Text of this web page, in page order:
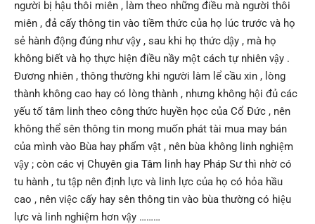
người bị hậu thôi miên , làm theo những điều mà người thôi
miên , đả cấy thông tin vào tiềm thức của họ lúc trước và họ
sẻ hành động đúng như vậy , sau khi họ thức dậy , mà họ
không biết và họ thực hiện điều nầy một cách tự nhiên vậy .
Đương nhiên , thông thường khi người làm lể cầu xin , lòng
thành không cao hay có lòng thành , nhưng không hội đủ các
yếu tố tâm linh theo công thức huyền học của Cổ Đức , nên
không thể sên thông tin mong muốn phát tài mua may bán
của mình vào Bùa hay phẩm vật , nên bùa không linh nghiệm
vậy ; còn các vị Chuyên gia Tâm linh hay Pháp Sư thì nhờ có
tu hành , tu tập nên định lực và linh lực của họ có hỏa hầu
cao , nên việc cấy hay sên thông tin vào bùa thường có hiệu
lực và linh nghiệm hơn vậy ………